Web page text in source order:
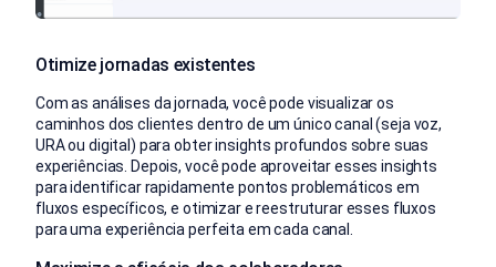
Otimize jornadas existentes
Com as análises da jornada, você pode visualizar os
caminhos dos clientes dentro de um único canal (seja voz,
URA ou digital) para obter insights profundos sobre suas
experiências. Depois, você pode aproveitar esses insights
para identificar rapidamente pontos problemáticos em
fluxos específicos, e otimizar e reestruturar esses fluxos
para uma experiência perfeita em cada canal.